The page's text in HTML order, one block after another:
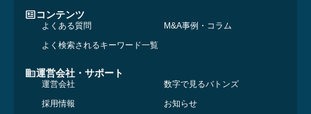
コンテンツ
よくある質問
M&A事例・コラム
よく検索されるキーワード一覧
運営会社・サポート
運営会社
数字で見るバトンズ
採用情報
お知らせ